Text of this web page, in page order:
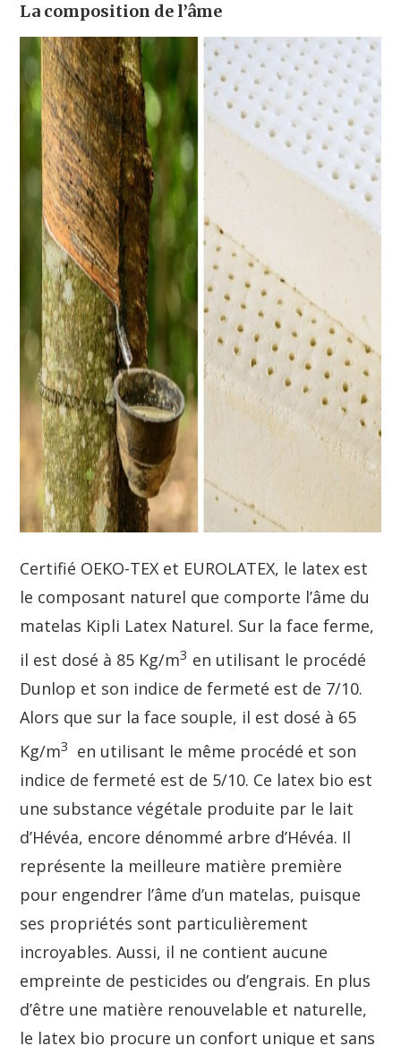
La composition de l’âme
Certifié OEKO-TEX et EUROLATEX, le latex est
le composant naturel que comporte l’âme du
matelas Kipli Latex Naturel. Sur la face ferme,
il est dosé à 85 Kg/m3 en utilisant le procédé
Dunlop et son indice de fermeté est de 7/10.
Alors que sur la face souple, il est dosé à 65
Kg/m3 en utilisant le même procédé et son
indice de fermeté est de 5/10. Ce latex bio est
une substance végétale produite par le lait
d’Hévéa, encore dénommé arbre d’Hévéa. Il
représente la meilleure matière première
pour engendrer l’âme d’un matelas, puisque
ses propriétés sont particulièrement
incroyables. Aussi, il ne contient aucune
empreinte de pesticides ou d’engrais. En plus
d’être une matière renouvelable et naturelle,
le latex bio procure un confort unique et sans